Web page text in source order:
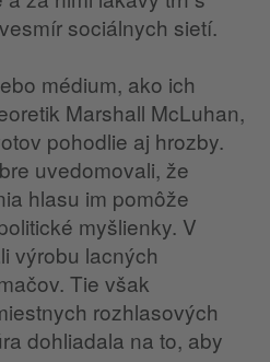
sociálnych sietí.
médium, ako ich
Marshall McLuhan,
pohodlie aj hrozby.
uvedomovali, že
hlasu im pomôže
myšlienky. V
výrobu lacných
Tie však
rozhlasových
dohliadala na to, aby